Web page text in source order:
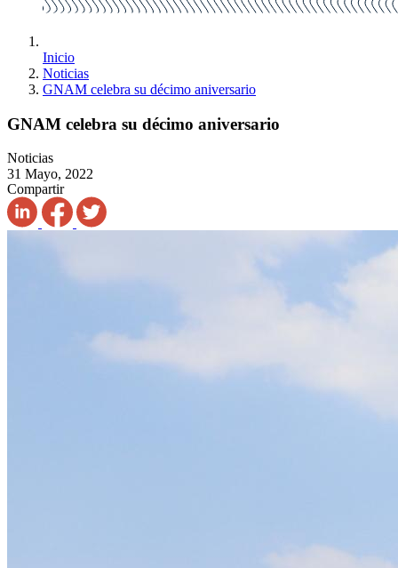
Inicio
Noticias
GNAM celebra su décimo aniversario
GNAM celebra su décimo aniversario
Noticias
31 Mayo, 2022
Compartir